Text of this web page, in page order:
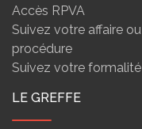
Accès RPVA
Suivez votre affaire ou
procédure
Suivez votre formalité
LE GREFFE